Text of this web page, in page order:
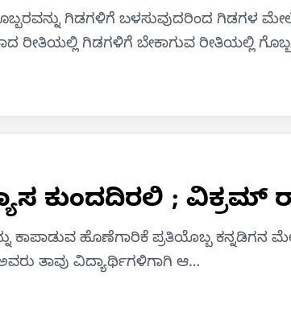
ಗಿಡಗಳಿಗೆ ಬಳಸುವುದರಿಂದ ಗಿಡಗಳ
ಗಿಡಗಳಿಗೆ ಬೇಕಾಗುವ ರೀತಿಯಲ್ಲಿ
ಕುಂದದಿರಲಿ ; ವಿಕ್ರಮ್
ಕಾಪಾಡುವ ಹೊಣೆಗಾರಿಕೆ ಪ್ರತಿಯೊಬ್ಬ ಕನ್ನಡಿಗನ
ತಾವು ವಿದ್ಯಾರ್ಥಿಗಳಿಗಾಗಿ ಆ…